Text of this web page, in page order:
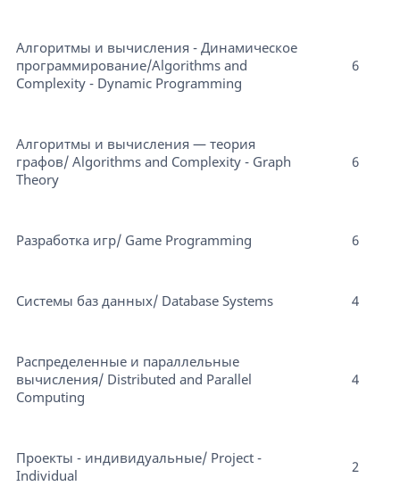
Алгоритмы и вычисления - Динамическое
программирование/Algorithms and
Complexity - Dynamic Programming
6
Алгоритмы и вычисления — теория
графов/ Algorithms and Complexity - Graph
Theory
6
Разработка игр/ Game Programming 6
Системы баз данных/ Database Systems 4
Распределенные и параллельные
вычисления/ Distributed and Parallel
Computing
4
Проекты - индивидуальные/ Project -
Individual
2